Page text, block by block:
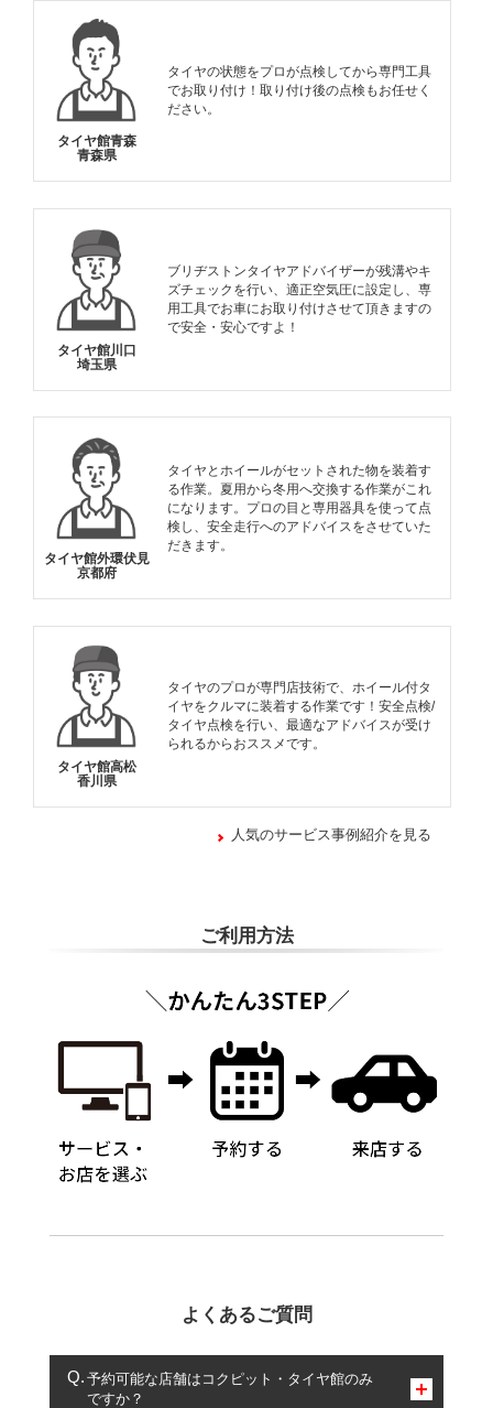
タイヤ館青森
青森県
タイヤの状態をプロが点検してから専門工具
でお取り付け！取り付け後の点検もお任せく
ださい。
タイヤ館川口
埼玉県
ブリヂストンタイヤアドバイザーが残溝やキ
ズチェックを行い、適正空気圧に設定し、専
用工具でお車にお取り付けさせて頂きますの
で安全・安心ですよ！
タイヤ館外環伏見
京都府
タイヤとホイールがセットされた物を装着す
る作業。夏用から冬用へ交換する作業がこれ
になります。プロの目と専用器具を使って点
検し、安全走行へのアドバイスをさせていた
だきます。
タイヤ館高松
香川県
タイヤのプロが専門店技術で、ホイール付タ
イヤをクルマに装着する作業です！安全点検/
タイヤ点検を行い、最適なアドバイスが受け
られるからおススメです。
人気のサービス事例紹介を見る
ご利用方法
よくあるご質問
予約可能な店舗はコクピット・タイヤ館のみ
ですか？